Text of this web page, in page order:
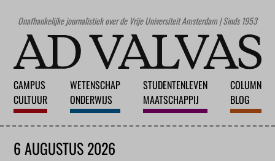
Onafhankelijke journalistiek over de Vrije Universiteit Amsterdam | Sinds 1953
CAMPUS
CULTUUR
WETENSCHAP
ONDERWIJS
STUDENTENLEVEN
MAATSCHAPPIJ
COLUMN
BLOG
6 AUGUSTUS 2026